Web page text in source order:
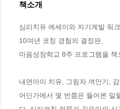
책소개
심리치유 에세이와 자기계발 워
10여년 코칭 경험의 결정판,
마음성장학교 8주 프로그램을 책
내면아이 치유, 그림자 껴안기,
어딘가에서 몇 번쯤은 들어본 말